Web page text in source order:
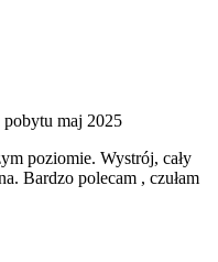
pobytu maj 2025
poziomie. Wystrój, cały
Bardzo polecam , czułam